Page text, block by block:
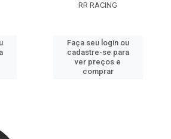
RR RACING
Faça seu login ou
cadastre-se para
ver preços e
comprar